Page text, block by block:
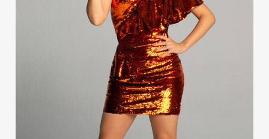
Publicidad
Contacto
Aviso Legal
© 2015-2022 UMOMAG. PROPIEDAD DE UMO agency. TODOS LOS
DERECHOS RESERVADOS.